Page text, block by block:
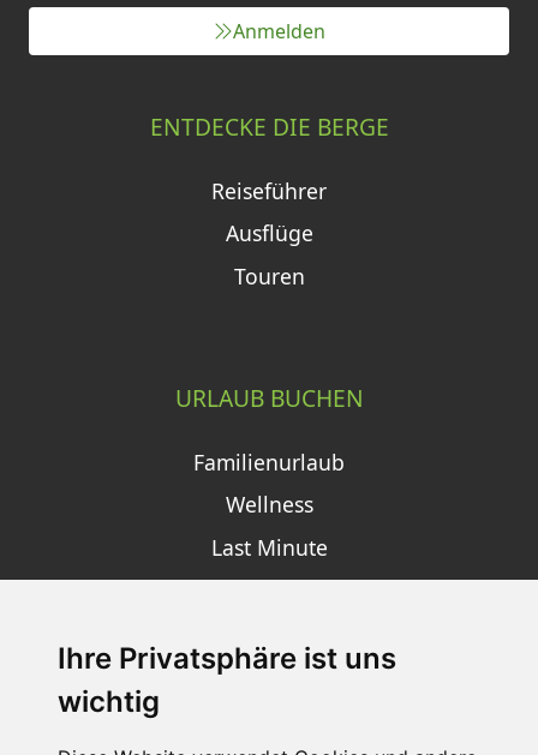
Ihre Privatsphäre ist uns
wichtig
Anmelden
ENTDECKE DIE BERGE
Reiseführer
Ausflüge
Touren
URLAUB BUCHEN
Familienurlaub
Wellness
Last Minute
SCHNEEHÖHEN SKI APP
Die Schneehoehen Ski APP für iOS und Android - Ein
Muss für alle Wintersportler und Schneefreaks!